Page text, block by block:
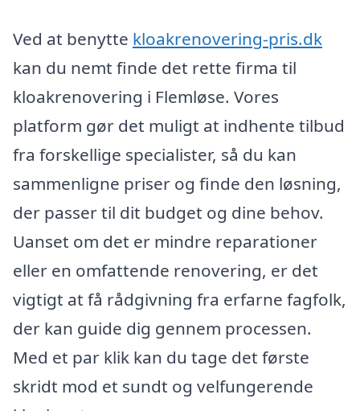
Ved at benytte kloakrenovering-pris.dk
kan du nemt finde det rette firma til
kloakrenovering i Flemløse. Vores
platform gør det muligt at indhente tilbud
fra forskellige specialister, så du kan
sammenligne priser og finde den løsning,
der passer til dit budget og dine behov.
Uanset om det er mindre reparationer
eller en omfattende renovering, er det
vigtigt at få rådgivning fra erfarne fagfolk,
der kan guide dig gennem processen.
Med et par klik kan du tage det første
skridt mod et sundt og velfungerende